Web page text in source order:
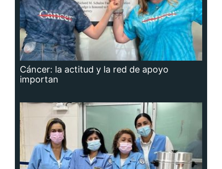
Cáncer: la actitud y la red de apoyo
importan